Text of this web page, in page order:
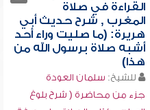
القراءة في صلاة
المغرب , شرح حديث أبي
هريرة: (ما صليت وراء أحد
أشبه صلاة برسول الله من
هذا)
للشيخ: سلمان العودة
جزء من محاضرة ( شرح بلوغ